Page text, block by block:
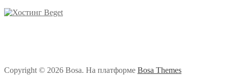
Copyright © 2026 Bosa. На платформе Bosa Themes